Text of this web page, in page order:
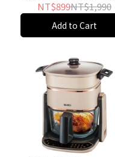
扇-推
NT$899NT$1,990
Add to Cart